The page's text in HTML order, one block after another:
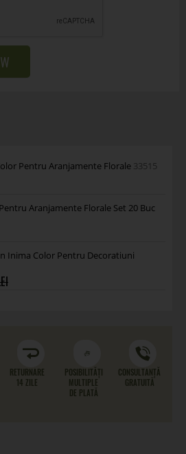
Pentru Aranjamente Florale 33515
Aranjamente Florale Set 20 Buc
Inima Color Pentru Decoratiuni
RETURNARE
14 ZILE
POSIBILITĂȚI
MULTIPLE
DE PLATĂ
CONSULTANȚĂ
GRATUITĂ